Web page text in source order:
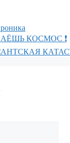
КОСМОС ❗️